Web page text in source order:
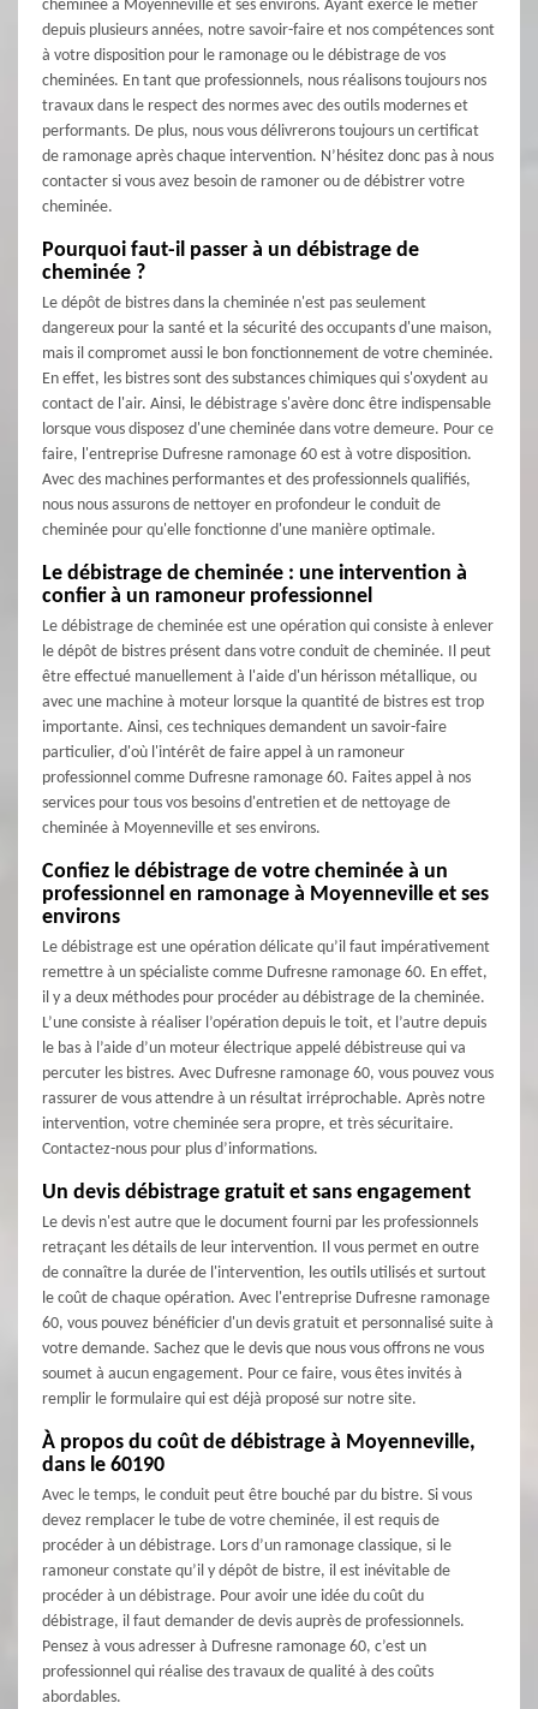
cheminée à Moyenneville et ses environs. Ayant exercé le métier
depuis plusieurs années, notre savoir-faire et nos compétences sont
à votre disposition pour le ramonage ou le débistrage de vos
cheminées. En tant que professionnels, nous réalisons toujours nos
travaux dans le respect des normes avec des outils modernes et
performants. De plus, nous vous délivrerons toujours un certificat
de ramonage après chaque intervention. N’hésitez donc pas à nous
contacter si vous avez besoin de ramoner ou de débistrer votre
cheminée.
Pourquoi faut-il passer à un débistrage de
cheminée ?
Le dépôt de bistres dans la cheminée n'est pas seulement
dangereux pour la santé et la sécurité des occupants d'une maison,
mais il compromet aussi le bon fonctionnement de votre cheminée.
En effet, les bistres sont des substances chimiques qui s'oxydent au
contact de l'air. Ainsi, le débistrage s'avère donc être indispensable
lorsque vous disposez d'une cheminée dans votre demeure. Pour ce
faire, l'entreprise Dufresne ramonage 60 est à votre disposition.
Avec des machines performantes et des professionnels qualifiés,
nous nous assurons de nettoyer en profondeur le conduit de
cheminée pour qu'elle fonctionne d'une manière optimale.
Le débistrage de cheminée : une intervention à
confier à un ramoneur professionnel
Le débistrage de cheminée est une opération qui consiste à enlever
le dépôt de bistres présent dans votre conduit de cheminée. Il peut
être effectué manuellement à l'aide d'un hérisson métallique, ou
avec une machine à moteur lorsque la quantité de bistres est trop
importante. Ainsi, ces techniques demandent un savoir-faire
particulier, d'où l'intérêt de faire appel à un ramoneur
professionnel comme Dufresne ramonage 60. Faites appel à nos
services pour tous vos besoins d'entretien et de nettoyage de
cheminée à Moyenneville et ses environs.
Confiez le débistrage de votre cheminée à un
professionnel en ramonage à Moyenneville et ses
environs
Le débistrage est une opération délicate qu’il faut impérativement
remettre à un spécialiste comme Dufresne ramonage 60. En effet,
il y a deux méthodes pour procéder au débistrage de la cheminée.
L’une consiste à réaliser l’opération depuis le toit, et l’autre depuis
le bas à l’aide d’un moteur électrique appelé débistreuse qui va
percuter les bistres. Avec Dufresne ramonage 60, vous pouvez vous
rassurer de vous attendre à un résultat irréprochable. Après notre
intervention, votre cheminée sera propre, et très sécuritaire.
Contactez-nous pour plus d’informations.
Un devis débistrage gratuit et sans engagement
Le devis n'est autre que le document fourni par les professionnels
retraçant les détails de leur intervention. Il vous permet en outre
de connaître la durée de l'intervention, les outils utilisés et surtout
le coût de chaque opération. Avec l'entreprise Dufresne ramonage
60, vous pouvez bénéficier d'un devis gratuit et personnalisé suite à
votre demande. Sachez que le devis que nous vous offrons ne vous
soumet à aucun engagement. Pour ce faire, vous êtes invités à
remplir le formulaire qui est déjà proposé sur notre site.
À propos du coût de débistrage à Moyenneville,
dans le 60190
Avec le temps, le conduit peut être bouché par du bistre. Si vous
devez remplacer le tube de votre cheminée, il est requis de
procéder à un débistrage. Lors d’un ramonage classique, si le
ramoneur constate qu’il y dépôt de bistre, il est inévitable de
procéder à un débistrage. Pour avoir une idée du coût du
débistrage, il faut demander de devis auprès de professionnels.
Pensez à vous adresser à Dufresne ramonage 60, c’est un
professionnel qui réalise des travaux de qualité à des coûts
abordables.